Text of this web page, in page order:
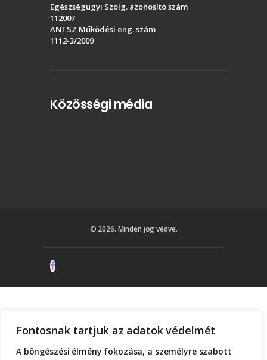
Fontosnak tartjuk az adatok védelmét
A böngészési élmény fokozása, a személyre szabott
Egészségügyi Szolg. azonosító szám
112007
ANTSZ Működési eng. szám
1112-3/2009
Közösségi média
© 2026. Minden jog védve.